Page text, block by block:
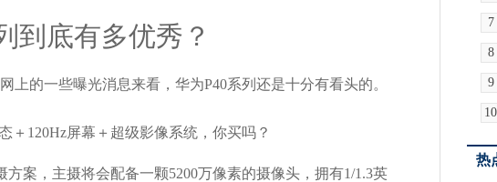
到底有多优秀？
上的一些曝光消息来看，华为P40系列还是十分有看头的。
案，主摄将会配备一颗5200万像素的摄像头，拥有1/1.3英
7
8
9
10
热